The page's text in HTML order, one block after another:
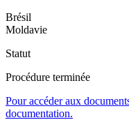
Brésil
Moldavie
Statut
Procédure terminée
Pour accéder aux
documentation.